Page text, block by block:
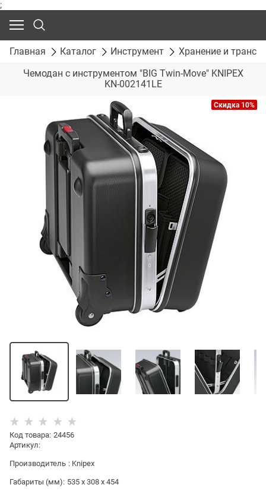
;
Главная Каталог Инструмент
Хранение и
Чемодан с инструментом "BIG Twin-Move" KNIPEX
KN-002141LE
Скидка 10%
Код товара: 24456
Артикул:
Производитель : Knipex
Габариты (мм): 535 x 308 x 454